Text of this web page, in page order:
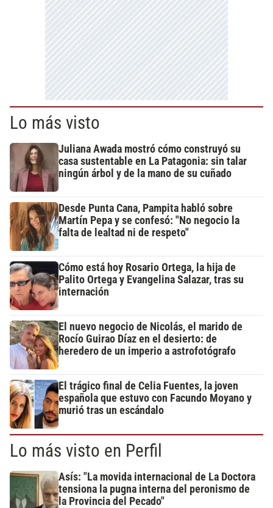
Lo más visto
Juliana Awada mostró cómo construyó su
casa sustentable en La Patagonia: sin talar
ningún árbol y de la mano de su cuñado
Desde Punta Cana, Pampita habló sobre
Martín Pepa y se confesó: "No negocio la
falta de lealtad ni de respeto"
Cómo está hoy Rosario Ortega, la hija de
Palito Ortega y Evangelina Salazar, tras su
internación
El nuevo negocio de Nicolás, el marido de
Rocío Guirao Díaz en el desierto: de
heredero de un imperio a astrofotógrafo
El trágico final de Celia Fuentes, la joven
española que estuvo con Facundo Moyano y
murió tras un escándalo
Lo más visto en Perfil
Asís: "La movida internacional de La Doctora
tensiona la pugna interna del peronismo de
la Provincia del Pecado"